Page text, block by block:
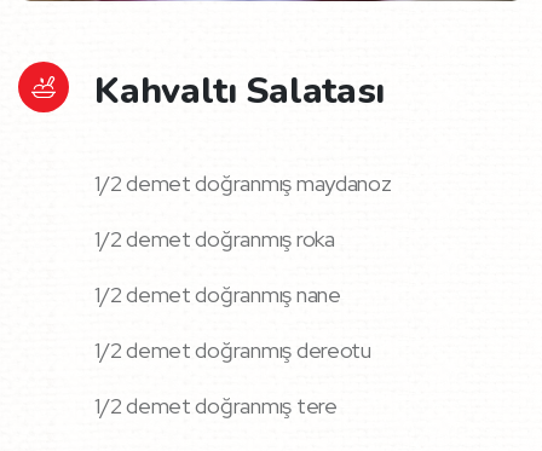
Kahvaltı Salatası
1/2 demet doğranmış maydanoz
1/2 demet doğranmış roka
1/2 demet doğranmış nane
1/2 demet doğranmış dereotu
1/2 demet doğranmış tere